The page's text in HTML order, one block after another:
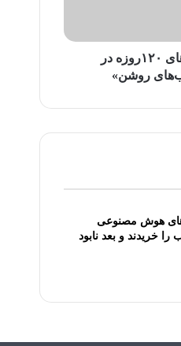
رمانی برآمده از دل بادهای ۱۲۰روزه در
روشن»
هوش مصنوعی
را خریدند و بعد نابود